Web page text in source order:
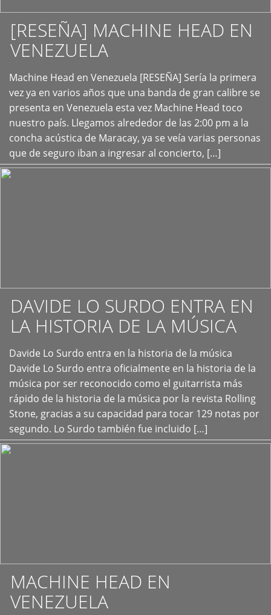
[RESEÑA] MACHINE HEAD EN
VENEZUELA
Machine Head en Venezuela [RESEÑA] Sería la primera
vez ya en varios años que una banda de gran calibre se
presenta en Venezuela esta vez Machine Head toco
nuestro país. Llegamos alrededor de las 2:00 pm a la
concha acústica de Maracay, ya se veía varias personas
que de seguro iban a ingresar al concierto, […]
+
DAVIDE LO SURDO ENTRA EN
LA HISTORIA DE LA MÚSICA
Davide Lo Surdo entra en la historia de la música
Davide Lo Surdo entra oficialmente en la historia de la
música por ser reconocido como el guitarrista más
rápido de la historia de la música por la revista Rolling
Stone, gracias a su capacidad para tocar 129 notas por
segundo. Lo Surdo también fue incluido […]
+
MACHINE HEAD EN
VENEZUELA